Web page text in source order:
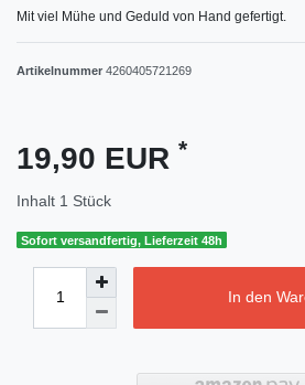
Mit viel Mühe und Geduld von Hand gefertigt.
Artikelnummer 4260405721269
19,90 EUR *
Inhalt 1 Stück
Sofort versandfertig, Lieferzeit 48h
In den